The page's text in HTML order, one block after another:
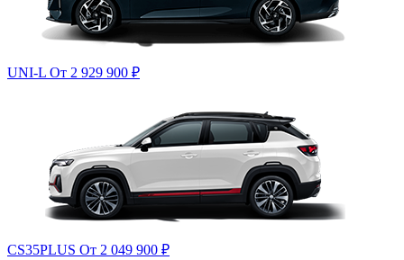
UNI-L От 2 929 900 ₽
CS35PLUS От 2 049 900 ₽